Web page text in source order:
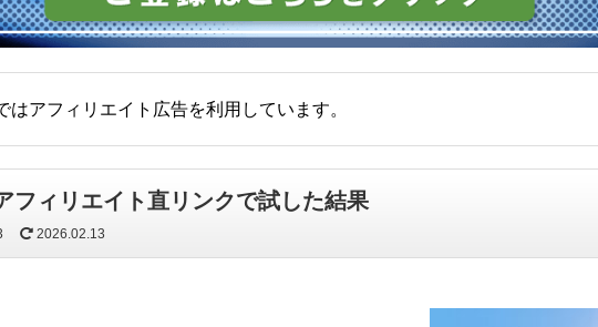
はアフィリエイト広告を利用しています。
フィリエイト直リンクで試した結果
2026.02.13